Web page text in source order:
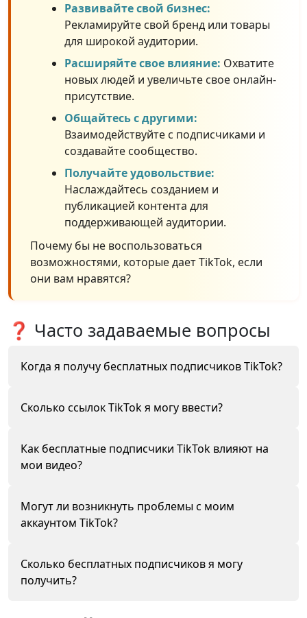
Развивайте свой бизнес:
Рекламируйте свой бренд или товары
для широкой аудитории.
Расширяйте свое влияние: Охватите
новых людей и увеличьте свое онлайн-
присутствие.
Общайтесь с другими:
Взаимодействуйте с подписчиками и
создавайте сообщество.
Получайте удовольствие:
Наслаждайтесь созданием и
публикацией контента для
поддерживающей аудитории.
Почему бы не воспользоваться
возможностями, которые дает TikTok, если
они вам нравятся?
❓ Часто задаваемые вопросы
Когда я получу бесплатных подписчиков TikTok?
начинается через несколько минут после ввода
Сколько ссылок TikTok я могу ввести?
протестировать наш сервис. Если хотите
добавить больше ссылок, зарегистрируйтесь у
Как бесплатные подписчики TikTok влияют на
мои видео?
TikTok от реальных людей, что положительно
влияет на ваши видео.
Могут ли возникнуть проблемы с моим
аккаунтом TikTok?
говорилось, вы получаете подписчиков
естественным образом.
Сколько бесплатных подписчиков я могу
получить?